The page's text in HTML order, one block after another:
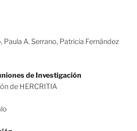
Paula A. Serrano, Patricia Fernández
de Investigación
de HERCRITIA